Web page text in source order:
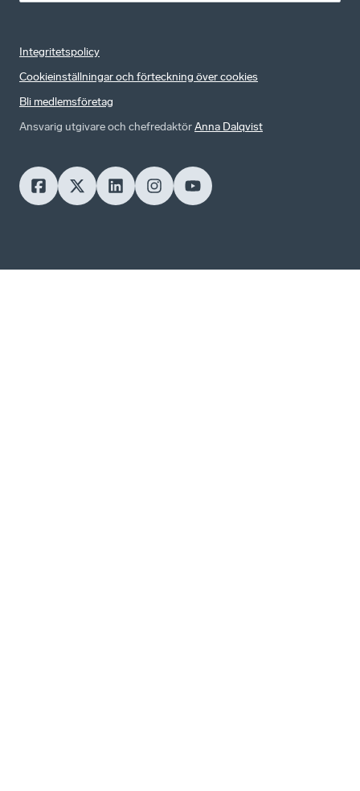
Integritetspolicy
Cookieinställningar och förteckning över cookies
Bli medlemsföretag
Ansvarig utgivare och chefredaktörAnna Dalqvist